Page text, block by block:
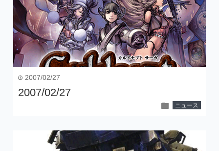
time 2007/02/27
2007/02/27
folder ニュース